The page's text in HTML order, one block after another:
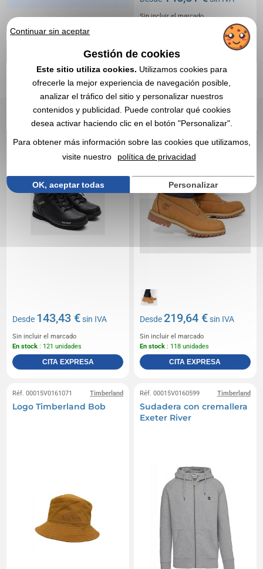
Sin incluir el marcado
Timberland
Réf. 00015V0138951
Zapatos de senderismo
Euro sprint mid -
timberland
Desde 143,43 €sin IVA
Sin incluir el marcado
En stock : 121 unidades
CITA EXPRESA
Timberland
Réf. 00015V0131328
Zapatos de bota
premium - timberland
Desde219,64 €sin IVA
Sin incluir el marcado
En stock : 118 unidades
CITA EXPRESA
Timberland
Réf. 00015V0161071
Logo Timberland Bob
Timberland
Réf. 00015V0160599
Sudadera con cremallera
Exeter River
Continuar sin aceptar
Gestión de cookies
Este sitio utiliza cookies. Utilizamos cookies para
ofrecerle la mejor experiencia de navegación posible,
analizar el tráfico del sitio y personalizar nuestros
contenidos y publicidad. Puede controlar qué cookies
desea activar haciendo clic en el botón "Personalizar".
Para obtener más información sobre las cookies que utilizamos,
visite nuestro
política de privacidad
OK, aceptar todas Personalizar